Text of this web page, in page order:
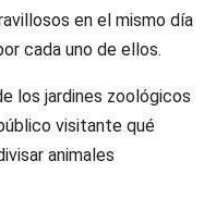
en el mismo día
cada uno de ellos.
los jardines zoológicos
visitante qué
animales